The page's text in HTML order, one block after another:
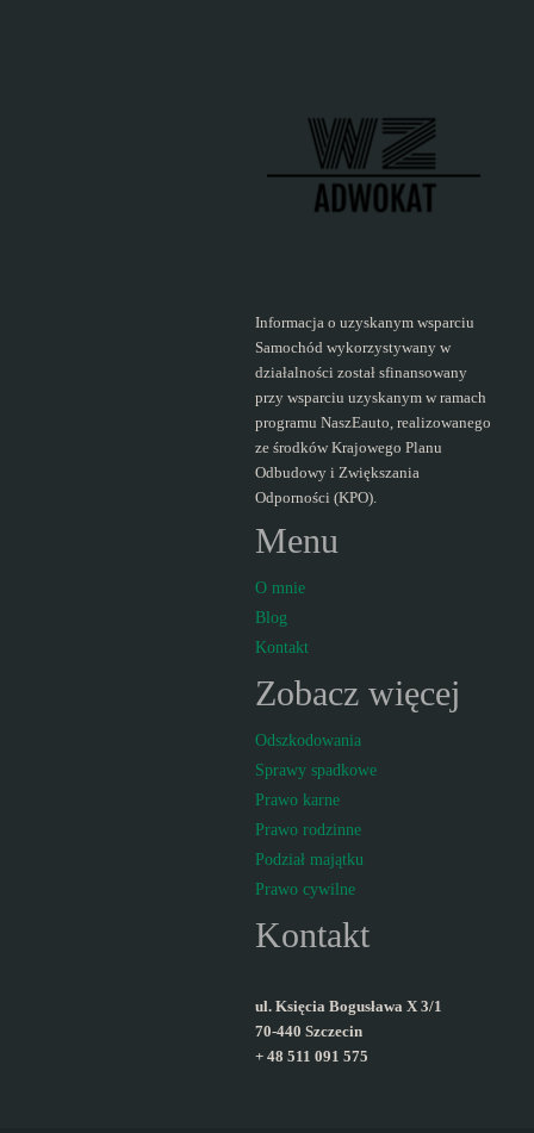
Informacja o uzyskanym wsparciu
Samochód wykorzystywany w
działalności został sfinansowany
przy wsparciu uzyskanym w ramach
programu NaszEauto, realizowanego
ze środków Krajowego Planu
Odbudowy i Zwiększania
Odporności (KPO).
Menu
O mnie
Blog
Kontakt
Zobacz więcej
Odszkodowania
Sprawy spadkowe
Prawo karne
Prawo rodzinne
Podział majątku
Prawo cywilne
Kontakt
ul. Księcia Bogusława X 3/1
70-440 Szczecin
+ 48 511 091 575